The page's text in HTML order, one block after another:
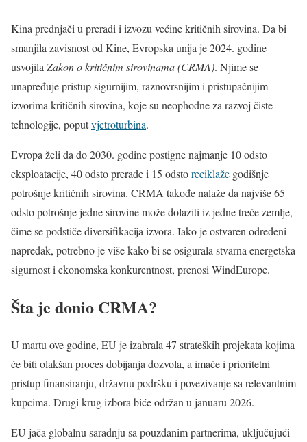
Kina prednjači u preradi i izvozu većine kritičnih sirovina. Da bi
smanjila zavisnost od Kine, Evropska unija je 2024. godine
usvojilaZakon o kritičnim sirovinama (CRMA). Njime se
unapređuje pristup sigurnijim, raznovrsnijim i pristupačnijim
izvorima kritičnih sirovina, koje su neophodne za razvoj čiste
tehnologije, poputvjetroturbina.
Evropa želi da do 2030. godine postigne najmanje 10 odsto
eksploatacije, 40 odsto prerade i 15 odstoreciklaže godišnje
potrošnje kritičnih sirovina. CRMA takođe nalaže da najviše 65
odsto potrošnje jedne sirovine može dolaziti iz jedne treće zemlje,
čime se podstiče diversifikacija izvora. Iako je ostvaren određeni
napredak, potrebno je više kako bi se osigurala stvarna energetska
sigurnost i ekonomska konkurentnost, prenosi WindEurope.
Šta je donio CRMA?
U martu ove godine, EU je izabrala 47 strateških projekata kojima
će biti olakšan proces dobijanja dozvola, a imaće i prioritetni
pristup finansiranju, državnu podršku i povezivanje sa relevantnim
kupcima. Drugi krug izbora biće održan u januaru 2026.
EU jača globalnu saradnju sa pouzdanim partnerima, uključujući